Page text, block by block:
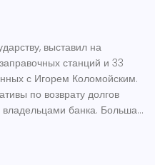
выставил на
станций и 33
с Игорем Коломойским.
по возврату долгов
банка. Большая
объекты оказались
свидетельствует о